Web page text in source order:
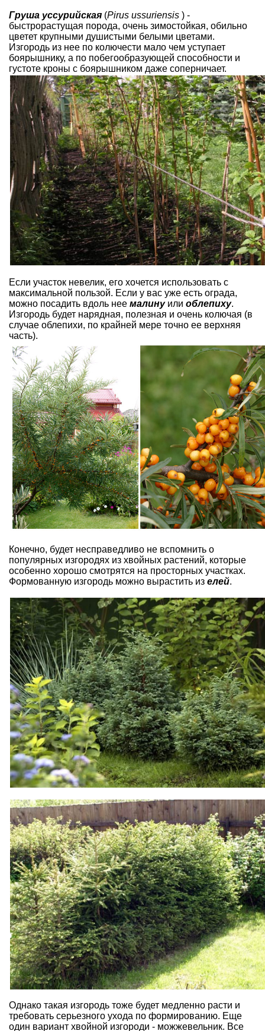
Груша уссурийская (Pirus ussuriensis ) -
быстрорастущая порода, очень зимостойкая, обильно
цветет крупными душистыми белыми цветами.
Изгородь из нее по колючести мало чем уступает
боярышнику, а по побегообразующей способности и
густоте кроны с боярышником даже соперничает.
Если участок невелик, его хочется использовать с
максимальной пользой. Если у вас уже есть ограда,
можно посадить вдоль нее малинуили облепиху.
Изгородь будет нарядная, полезная и очень колючая (в
случае облепихи, по крайней мере точно ее верхняя
часть).
Конечно, будет несправедливо не вспомнить о
популярных изгородях из хвойных растений, которые
особенно хорошо смотрятся на просторных участках.
Формованную изгородь можно вырастить из елей.
Однако такая изгородь тоже будет медленно расти и
требовать серьезного ухода по формированию. Еще
один вариант хвойной изгороди - можжевельник. Все